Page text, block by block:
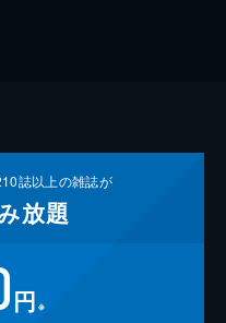
誌以上の雑誌が
放題
円 ※